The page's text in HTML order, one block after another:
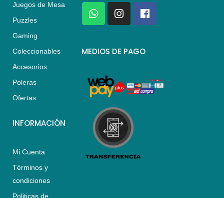
Juegos de Mesa
Puzzles
Gaming
Coleccionables
Accesorios
Poleras
Ofertas
INFORMACIÓN
Mi Cuenta
Términos y
condiciones
Politicas de
W
h
a
s
p
I
n
s
a
a
m
F
a
c
b
k
MEDIOS DE PAGO